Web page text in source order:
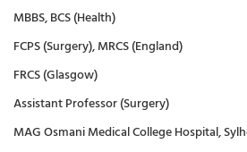
MBBS, BCS (Health)
FCPS (Surgery), MRCS (England)
FRCS (Glasgow)
Assistant Professor (Surgery)
MAG Osmani Medical College Hospital,